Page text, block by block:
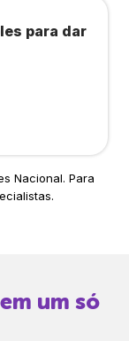
para dar
Nacional. Para
um só